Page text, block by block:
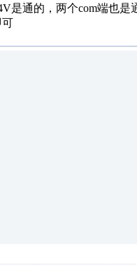
是通的，两个com端也
可